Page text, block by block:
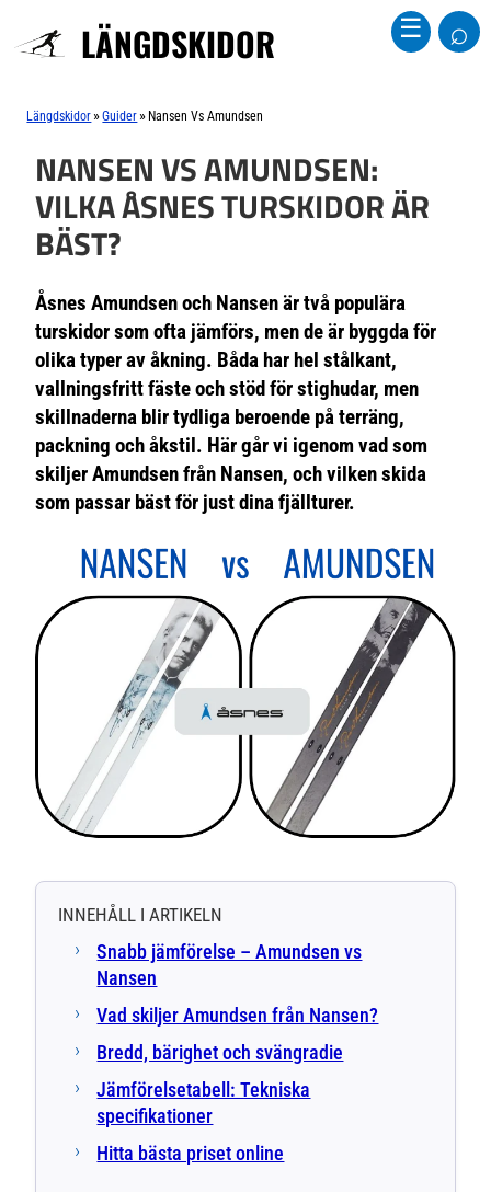
LÄNGDSKIDOR ☰ ⌕
Längdskidor »Guider » Nansen Vs Amundsen
NANSEN VS AMUNDSEN:
VILKA ÅSNES TURSKIDOR ÄR
BÄST?
Åsnes Amundsen och Nansen är två populära
turskidor som ofta jämförs, men de är byggda för
olika typer av åkning. Båda har hel stålkant,
vallningsfritt fäste och stöd för stighudar, men
skillnaderna blir tydliga beroende på terräng,
packning och åkstil. Här går vi igenom vad som
skiljer Amundsen från Nansen, och vilken skida
som passar bäst för just dina fjällturer.
INNEHÅLL I ARTIKELN
Snabb jämförelse – Amundsen vs
Nansen
Vad skiljer Amundsen från Nansen?
Bredd, bärighet och svängradie
Jämförelsetabell: Tekniska
specifikationer
Hitta bästa priset online